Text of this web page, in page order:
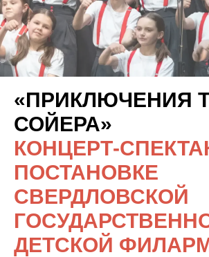
«ПРИКЛЮЧЕНИЯ
СОЙЕРА»
КОНЦЕРТ-
ПОСТАНОВКЕ
СВЕРДЛОВСКОЙ
ДЕТСКОЙ